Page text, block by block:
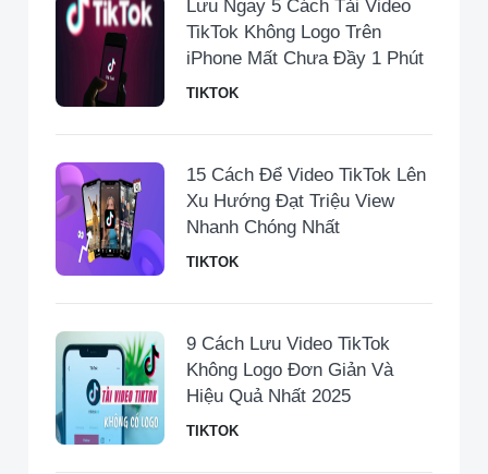
Lưu Ngay 5 Cách Tải Video
TikTok Không Logo Trên
iPhone Mất Chưa Đầy 1 Phút
TIKTOK
15 Cách Để Video TikTok Lên
Xu Hướng Đạt Triệu View
Nhanh Chóng Nhất
TIKTOK
9 Cách Lưu Video TikTok
Không Logo Đơn Giản Và
Hiệu Quả Nhất 2025
TIKTOK